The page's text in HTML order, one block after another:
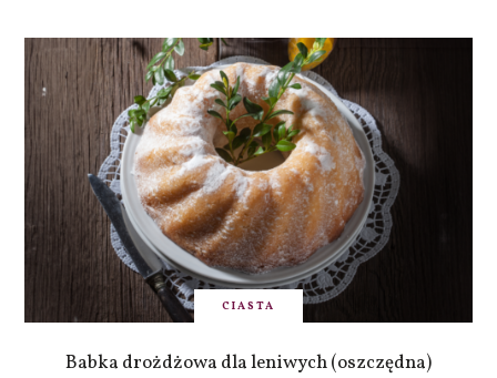
CIASTA
Babka drożdżowa dla leniwych (oszczędna)